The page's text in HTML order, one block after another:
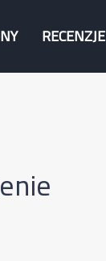
RECENZJE